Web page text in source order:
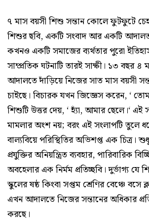
৭ মাস বয়সী শিশু সন্তান কোলে ফুটফুটে
শিশুর ছবি, একটি সংবাদ আর একটি
কখনও একটি সমাজের ব্যর্থতার পুরো
সাম্প্রতিক ঘটনাটি তারই সাক্ষী। ১৩ বছর
আদালতে দাঁড়িয়ে নিজের সাত মাস বয়সী
চাইছে। বিচারক যখন জিজ্ঞেস করেন, ‘
শিশুটি উত্তর দেয়, ‘ হ্যাঁ, আমার ছেলে।‘
মামলার অংশ নয়; বরং এই সংলাপটি তুলে
বাল্যবিয়ে পরিস্থিতির অভিশপ্ত এক চিত্র।
প্রযুক্তির অনিয়ন্ত্রিত ব্যবহার, পারিবারিক
অবহেলার এক নির্মম প্রতিচ্ছবি। দুর্ভাগ্য যে
স্কুলের ষষ্ঠ কিংবা সপ্তম শ্রেণির বেঞ্চে বসে
এখন আদালতে নিজের সন্তানের অধিকার
করছে।